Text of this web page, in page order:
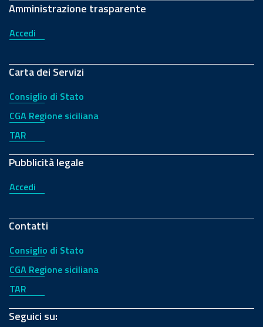
Amministrazione trasparente
Accedi
Carta dei Servizi
Consiglio di Stato
CGA Regione siciliana
TAR
Pubblicità legale
Accedi
Contatti
Consiglio di Stato
CGA Regione siciliana
TAR
Seguici su: